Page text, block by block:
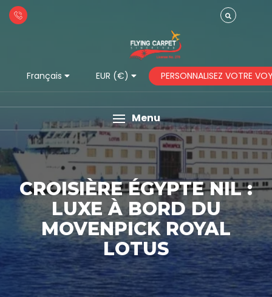
Français EUR (€) PERSONNALISEZ VOTRE
Menu
CROISIÈRE ÉGYPTE NIL :
LUXE À BORD DU
MOVENPICK ROYAL
LOTUS